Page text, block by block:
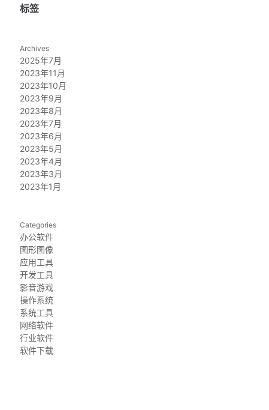
标签
Archives
2025年7月
2023年11月
2023年10月
2023年9月
2023年8月
2023年7月
2023年6月
2023年5月
2023年4月
2023年3月
2023年1月
Categories
办公软件
图形图像
应用工具
开发工具
影音游戏
操作系统
系统工具
网络软件
行业软件
软件下载